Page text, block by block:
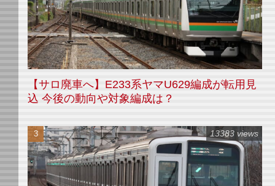
【サロ廃車へ】E233系ヤマU629編成が転用見
込 今後の動向や対象編成は？
13383 views